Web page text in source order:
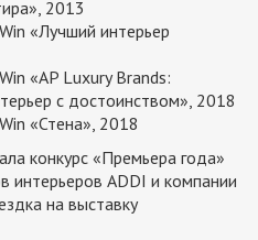
2013
«Лучший интерьер
«AP Luxury Brands:
с достоинством», 2018
«Стена», 2018
конкурс «Премьера года»
интерьеров ADDI и компании
на выставку